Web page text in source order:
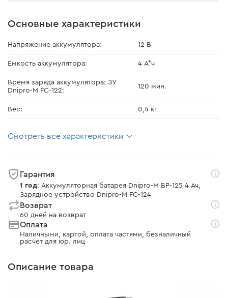
Основные характеристики
Напряжение аккумулятора: 12 В
Емкость аккумулятора: 4 А*ч
Время заряда аккумулятора: ЗУ
Dnipro-M FC-122:
120 мин.
Вес: 0,4 кг
Смотреть все характеристики
Гарантия
1 год: Аккумуляторная батарея Dnipro-M BP-125 4 Ач,
Зарядное устройство Dnipro-M FC-124
Возврат
60 дней на возврат
Оплата
Наличными, картой, оплата частями, безналичный
расчет для юр. лиц
Описание товара